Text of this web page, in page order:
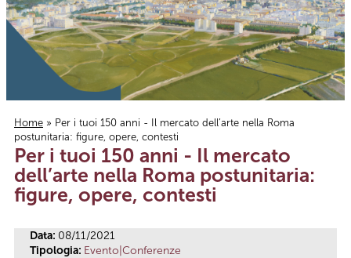
Tu sei qui
Home » Per i tuoi 150 anni - Il mercato dell’arte nella Roma
postunitaria: figure, opere, contesti
Per i tuoi 150 anni - Il mercato
dell’arte nella Roma postunitaria:
figure, opere, contesti
Data: 08/11/2021
Tipologia: Evento|Conferenze